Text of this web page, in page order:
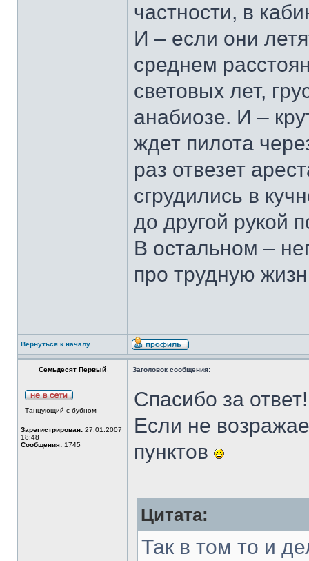
частности, в
И – если они
среднем
световых лет,
анабиозе. И –
ждет пилота
раз отвезет
сгрудились в
до другой рукой
В остальном –
про трудную
Вернуться к началу
Семьдесят Первый Заголовок сообщения:
Танцующий с бубном
Зарегистрирован: 27.01.2007
18:48
Сообщения: 1745
Спасибо за ответ!
Если не
пунктов
Цитата:
Так в том то и